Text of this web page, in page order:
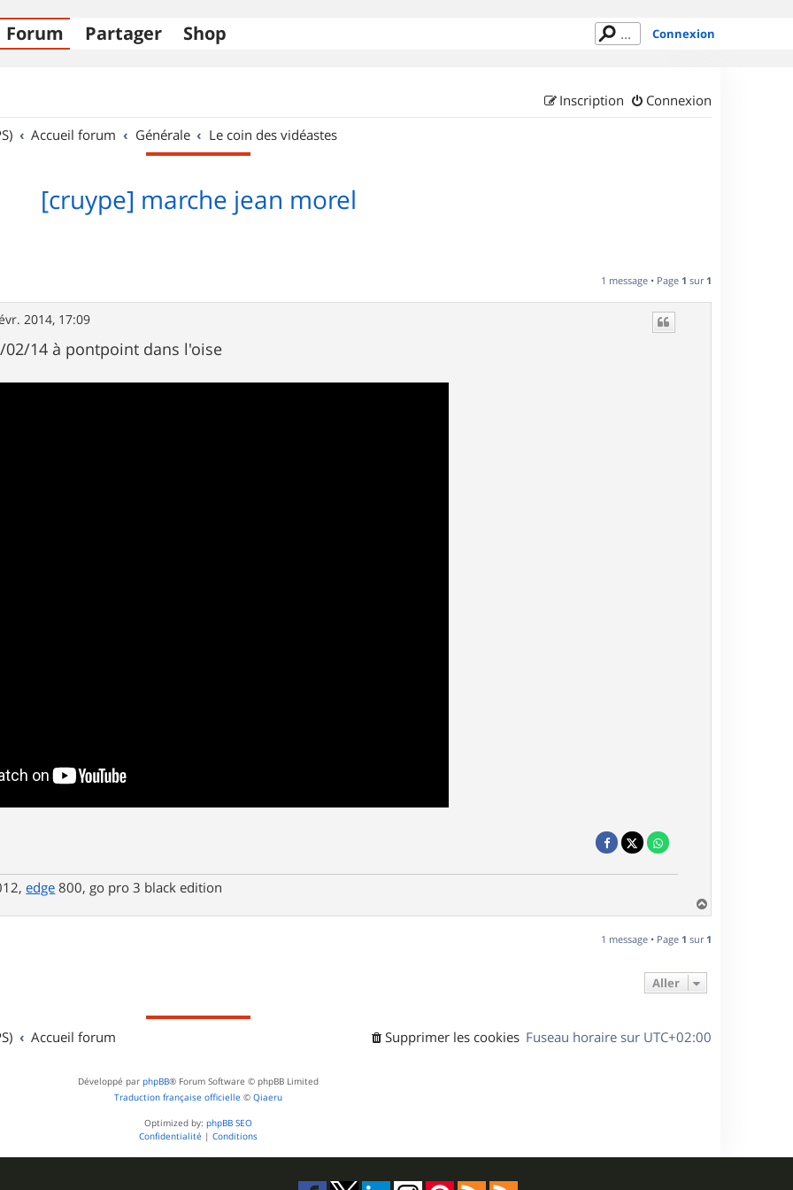
Forum Partager Shop Connexion
Connexion
Inscription
Accueil forum Générale Le coin des vidéastes
[cruype] marche jean morel
1 message • Page 1 sur 1
2014, 17:09
02/14 à pontpoint dans l'oise
edge 800, go pro 3 black edition
a
t
1 message • Page 1 sur 1
Aller
Accueil forum Fuseau horaire sur UTC+02:00
Supprimer les cookies
Développé par phpBB® Forum Software © phpBB Limited
Traduction française officielle © Qiaeru
Optimized by: phpBB SEO
Confidentialité | Conditions